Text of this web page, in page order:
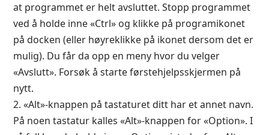
at programmet er helt avsluttet. Stopp programmet
ved å holde inne «Ctrl» og klikke på programikonet
på docken (eller høyreklikke på ikonet dersom det er
mulig). Du får da opp en meny hvor du velger
«Avslutt». Forsøk å starte førstehjelpsskjermen på
nytt.
2. «Alt»-knappen på tastaturet ditt har et annet navn.
På noen tastatur kalles «Alt»-knappen for «Option». I